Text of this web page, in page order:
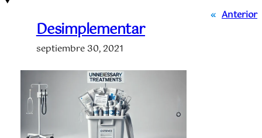
« Anterior
Desimplementar
septiembre 30, 2021